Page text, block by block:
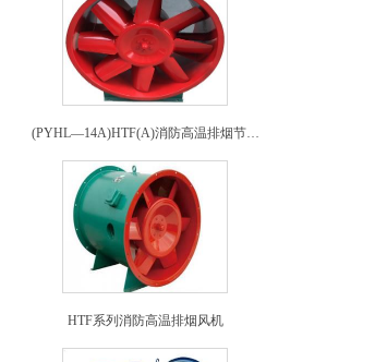
(PYHL—14A)HTF(A)消防高温排烟节能混流式通风机
HTF系列消防高温排烟风机